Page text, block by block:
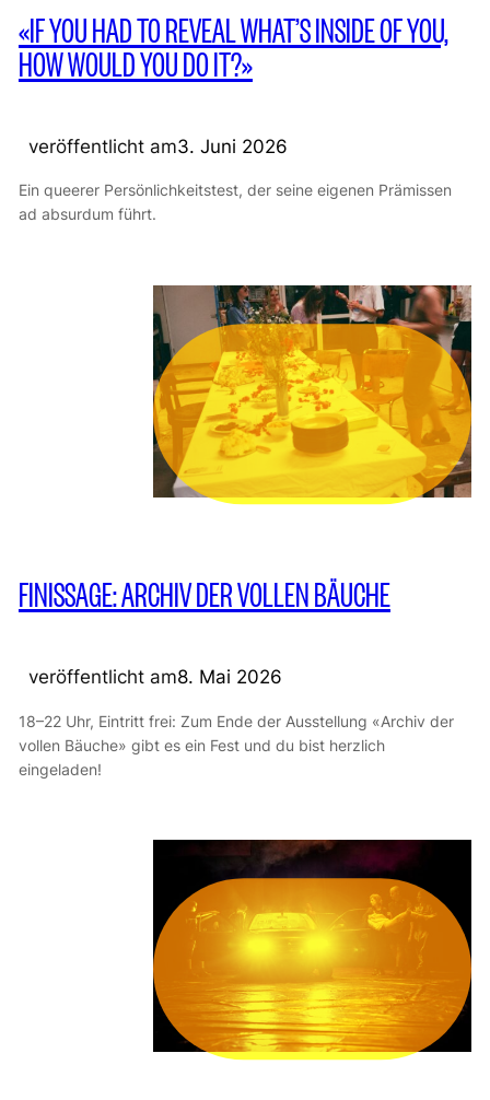
«IF YOU HAD TO REVEAL WHAT’S INSIDE OF YOU,
HOW WOULD YOU DO IT?»
veröffentlicht am3. Juni 2026
Ein queerer Persönlichkeitstest, der seine eigenen Prämissen
ad absurdum führt.
FINISSAGE: ARCHIV DER VOLLEN BÄUCHE
veröffentlicht am8. Mai 2026
18–22 Uhr, Eintritt frei: Zum Ende der Ausstellung «Archiv der
vollen Bäuche» gibt es ein Fest und du bist herzlich
eingeladen!